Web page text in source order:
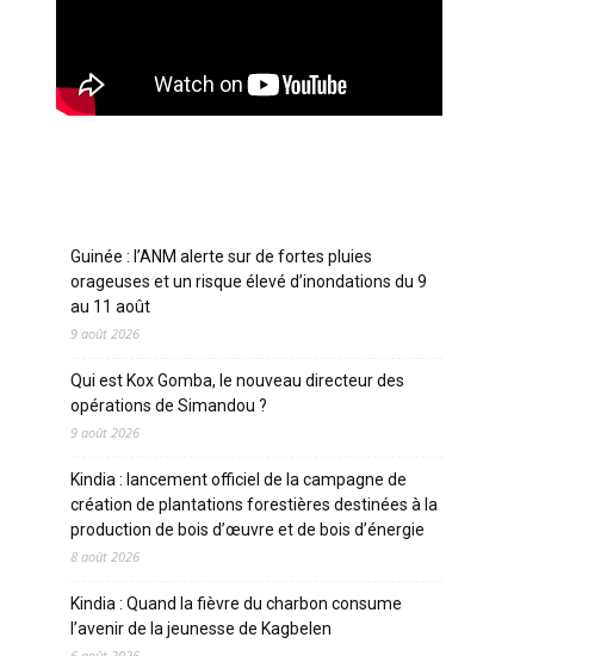
Guinée : l’ANM alerte sur de fortes pluies
orageuses et un risque élevé d’inondations du 9
au 11 août
9 août 2026
Qui est Kox Gomba, le nouveau directeur des
opérations de Simandou ?
9 août 2026
Kindia : lancement officiel de la campagne de
création de plantations forestières destinées à la
production de bois d’œuvre et de bois d’énergie
8 août 2026
Kindia : Quand la fièvre du charbon consume
l’avenir de la jeunesse de Kagbelen